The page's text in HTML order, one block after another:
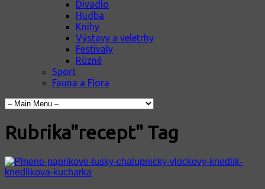
Divadlo
Hudba
Knihy
Výstavy a veletrhy
Festivaly
Různé
Sport
Fauna a Flora
Rubrika"recept" Tag